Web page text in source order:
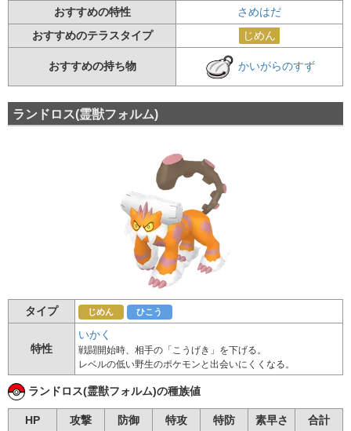
おすすめの特性
さめはだ
おすすめのテラスタイプ
じめん
おすすめの持ち物 かいがらのすず
ランドロス(霊獣フォルム)
タイプ じめん ひこう
特性
いかく
戦闘開始時、相手の「こうげき」を下げる。
レベルの低い野生のポケモンと出会いにくくなる。
ランドロス(霊獣フォルム)の種族値
HP 攻撃 防御 特攻 特防 素早さ
合計